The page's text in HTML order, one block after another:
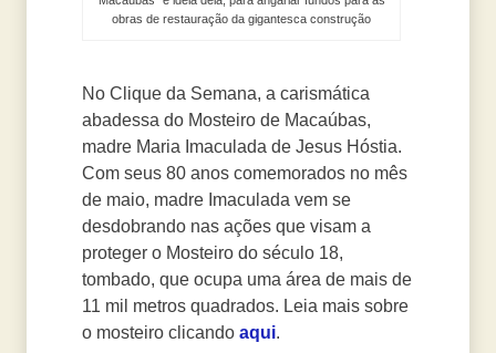
obras de restauração da gigantesca construção
No Clique da Semana, a carismática
abadessa do Mosteiro de Macaúbas,
madre Maria Imaculada de Jesus Hóstia.
Com seus 80 anos comemorados no mês
de maio, madre Imaculada vem se
desdobrando nas ações que visam a
proteger o Mosteiro do século 18,
tombado, que ocupa uma área de mais de
11 mil metros quadrados. Leia mais sobre
o mosteiro clicando aqui.